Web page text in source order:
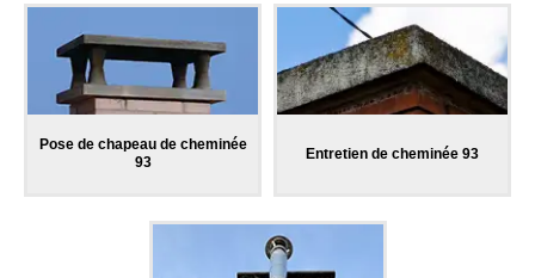
Pose de chapeau de cheminée
93
Entretien de cheminée 93